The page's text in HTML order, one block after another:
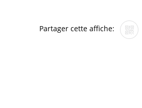
Partager cette affiche: